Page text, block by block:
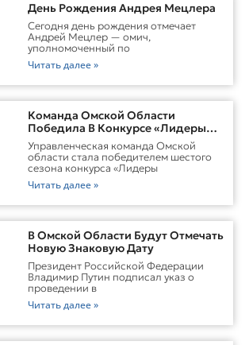
День Рождения Андрея Мецлера
Сегодня день рождения отмечает
Андрей Мецлер — омич,
уполномоченный по
Читать далее »
Команда Омской Области
Победила В Конкурсе «Лидеры
России. Команда»
Управленческая команда Омской
области стала победителем шестого
сезона конкурса «Лидеры
Читать далее »
В Омской Области Будут Отмечать
Новую Знаковую Дату
Президент Российской Федерации
Владимир Путин подписал указ о
проведении в
Читать далее »